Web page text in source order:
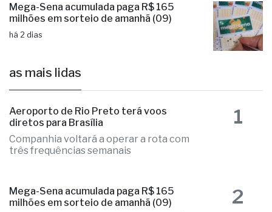
Mega-Sena acumulada paga R$ 165
milhões em sorteio de amanhã (09)
há 2 dias
as mais lidas
Aeroporto de Rio Preto terá voos
diretos para Brasília
Companhia voltará a operar a rota com
três frequências semanais
1
Mega-Sena acumulada paga R$ 165
milhões em sorteio de amanhã (09)
2